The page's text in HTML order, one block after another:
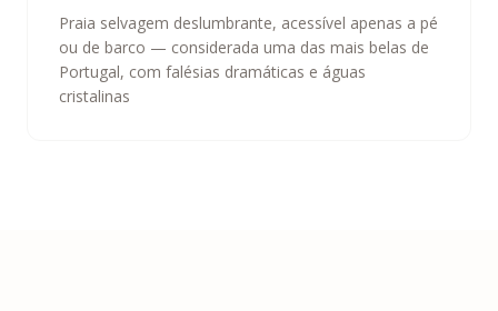
Praia selvagem deslumbrante, acessível apenas a pé
ou de barco — considerada uma das mais belas de
Portugal, com falésias dramáticas e águas
cristalinas